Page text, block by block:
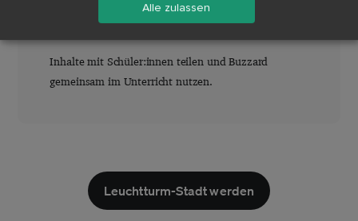
Lerngruppen
Inhalte mit Schüler:innen teilen und Buzzard
gemeinsam im Unterricht nutzen.
Leuchtturm-Stadt werden
Alle zulassen